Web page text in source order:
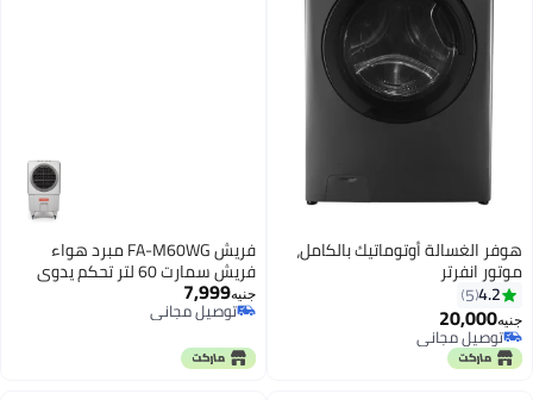
هوفر الغسالة أوتوماتيك بالكامل،
موتور انفرتر
4.2
5
جنيه20,000
توصيل مجاني
توصيل مجاني
فريش FA-M60WG مبرد هواء
فريش سمارت 60 لتر تحكم يدوي
رمادي
جنيه7,999
توصيل مجاني
توصيل مجاني